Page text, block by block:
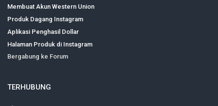
Membuat Akun Western Union
Produk Dagang Instagram
Aplikasi Penghasil Dollar
Halaman Produk di Instagram
Bergabung ke Forum
TERHUBUNG